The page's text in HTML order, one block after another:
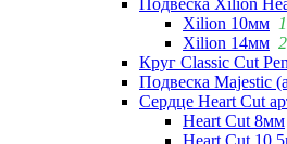
Xilion 10мм
Xilion 14мм
Круг Classic Cut
Подвеска Majestic
Сердце Heart Cut
Heart Cut 8мм
Heart Cut